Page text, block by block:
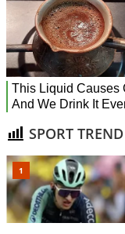
SPORT TREND